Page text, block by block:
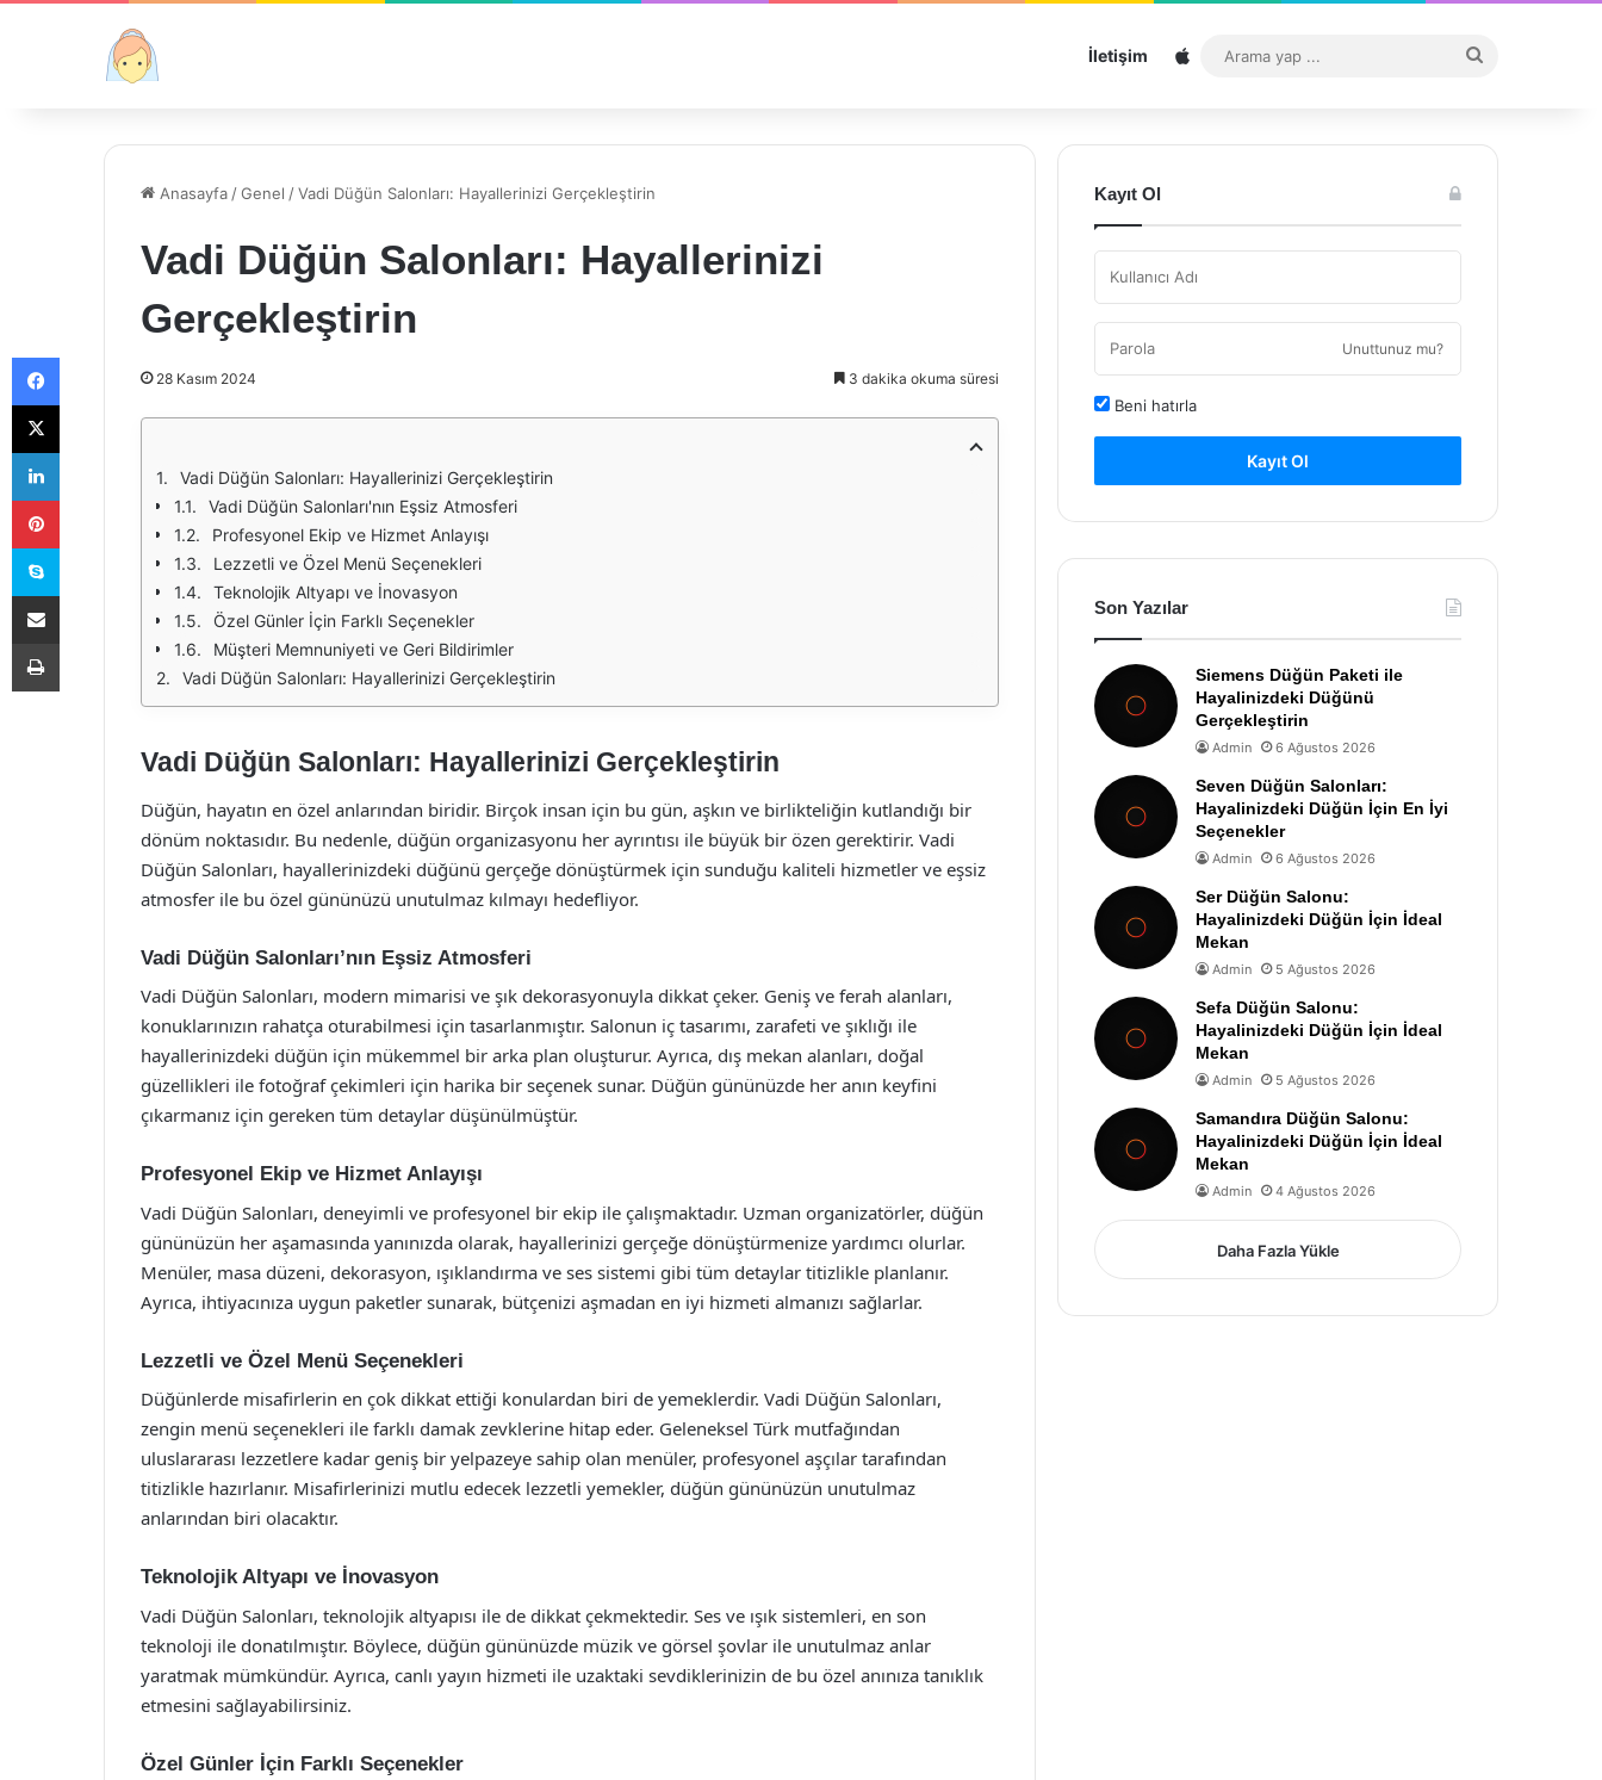
İletişim Sitemap
...
Anasayfa /Genel /Vadi Düğün Salonları: Hayallerinizi Gerçekleştirin
Vadi Düğün Salonları: Hayallerinizi
Gerçekleştirin
28 Kasım 2024 3 dakika okuma süresi
Vadi Düğün Salonları: Hayallerinizi Gerçekleştirin
Vadi Düğün Salonları'nın Eşsiz Atmosferi
Profesyonel Ekip ve Hizmet Anlayışı
Lezzetli ve Özel Menü Seçenekleri
Teknolojik Altyapı ve İnovasyon
Özel Günler İçin Farklı Seçenekler
Müşteri Memnuniyeti ve Geri Bildirimler
Vadi Düğün Salonları: Hayallerinizi Gerçekleştirin
Vadi Düğün Salonları: Hayallerinizi Gerçekleştirin
Düğün, hayatın en özel anlarından biridir. Birçok insan için bu gün, aşkın ve birlikteliğin kutlandığı bir
dönüm noktasıdır. Bu nedenle, düğün organizasyonu her ayrıntısı ile büyük bir özen gerektirir. Vadi
Düğün Salonları, hayallerinizdeki düğünü gerçeğe dönüştürmek için sunduğu kaliteli hizmetler ve eşsiz
atmosfer ile bu özel gününüzü unutulmaz kılmayı hedefliyor.
Vadi Düğün Salonları’nın Eşsiz Atmosferi
Vadi Düğün Salonları, modern mimarisi ve şık dekorasyonuyla dikkat çeker. Geniş ve ferah alanları,
konuklarınızın rahatça oturabilmesi için tasarlanmıştır. Salonun iç tasarımı, zarafeti ve şıklığı ile
hayallerinizdeki düğün için mükemmel bir arka plan oluşturur. Ayrıca, dış mekan alanları, doğal
güzellikleri ile fotoğraf çekimleri için harika bir seçenek sunar. Düğün gününüzde her anın keyfini
çıkarmanız için gereken tüm detaylar düşünülmüştür.
Profesyonel Ekip ve Hizmet Anlayışı
Vadi Düğün Salonları, deneyimli ve profesyonel bir ekip ile çalışmaktadır. Uzman organizatörler, düğün
gününüzün her aşamasında yanınızda olarak, hayallerinizi gerçeğe dönüştürmenize yardımcı olurlar.
Menüler, masa düzeni, dekorasyon, ışıklandırma ve ses sistemi gibi tüm detaylar titizlikle planlanır.
Ayrıca, ihtiyacınıza uygun paketler sunarak, bütçenizi aşmadan en iyi hizmeti almanızı sağlarlar.
Lezzetli ve Özel Menü Seçenekleri
Düğünlerde misafirlerin en çok dikkat ettiği konulardan biri de yemeklerdir. Vadi Düğün Salonları,
zengin menü seçenekleri ile farklı damak zevklerine hitap eder. Geleneksel Türk mutfağından
uluslararası lezzetlere kadar geniş bir yelpazeye sahip olan menüler, profesyonel aşçılar tarafından
titizlikle hazırlanır. Misafirlerinizi mutlu edecek lezzetli yemekler, düğün gününüzün unutulmaz
anlarından biri olacaktır.
Teknolojik Altyapı ve İnovasyon
Vadi Düğün Salonları, teknolojik altyapısı ile de dikkat çekmektedir. Ses ve ışık sistemleri, en son
teknoloji ile donatılmıştır. Böylece, düğün gününüzde müzik ve görsel şovlar ile unutulmaz anlar
yaratmak mümkündür. Ayrıca, canlı yayın hizmeti ile uzaktaki sevdiklerinizin de bu özel anınıza tanıklık
etmesini sağlayabilirsiniz.
Özel Günler İçin Farklı Seçenekler
Kayıt Ol
Unuttunuz mu?
Beni hatırla
Kayıt Ol
Son Yazılar
Siemens Düğün Paketi ile
Hayalinizdeki Düğünü
Gerçekleştirin
Admin 6 Ağustos 2026
Seven Düğün Salonları:
Hayalinizdeki Düğün İçin En İyi
Seçenekler
Admin 6 Ağustos 2026
Ser Düğün Salonu:
Hayalinizdeki Düğün İçin İdeal
Mekan
Admin 5 Ağustos 2026
Sefa Düğün Salonu:
Hayalinizdeki Düğün İçin İdeal
Mekan
Admin 5 Ağustos 2026
Samandıra Düğün Salonu:
Hayalinizdeki Düğün İçin İdeal
Mekan
Admin 4 Ağustos 2026
Daha Fazla Yükle
Facebook
X
LinkedIn
Pinterest
Skype
E-Posta ile paylaş